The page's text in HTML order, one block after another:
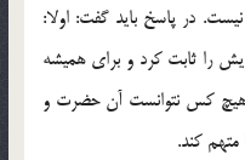
در پاسخ بايد گفت: اولا:
را ثابت كرد و براى هميشه
هيچ كس نتوانست آن حضرت و
كند.